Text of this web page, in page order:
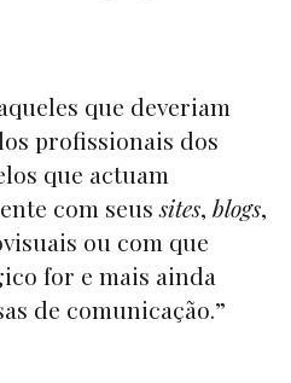
que deveriam
profissionais dos
que actuam
com seussites, blogs,
ou com que
for e mais ainda
de comunicação.”